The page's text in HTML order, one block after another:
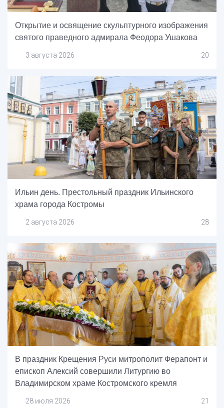
Открытие и освящение скульптурного изображения
святого праведного адмирала Феодора Ушакова
3 августа 2026 20
Ильин день. Престольный праздник Ильинского
храма города Костромы
2 августа 2026 28
В праздник Крещения Руси митрополит Ферапонт и
епископ Алексий совершили Литургию во
Владимирском храме Костромского кремля
28 июля 2026 21